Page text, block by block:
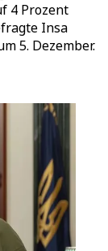
4 Prozent
Insa
5. Dezember.